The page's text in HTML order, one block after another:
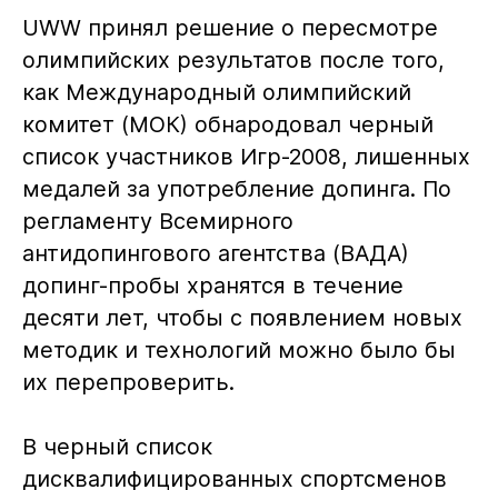
UWW принял решение о пересмотре
олимпийских результатов после того,
как Международный олимпийский
комитет (МОК) обнародовал черный
список участников Игр-2008, лишенных
медалей за употребление допинга. По
регламенту Всемирного
антидопингового агентства (ВАДА)
допинг-пробы хранятся в течение
десяти лет, чтобы с появлением новых
методик и технологий можно было бы
их перепроверить.
В черный список
дисквалифицированных спортсменов